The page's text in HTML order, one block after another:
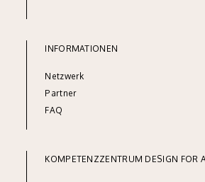
INFORMATIONEN
Netzwerk
Partner
FAQ
KOMPETENZZENTRUM DESIGN FOR